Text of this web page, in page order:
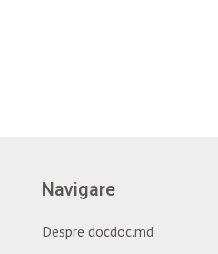
Navigare
Despre docdoc.md